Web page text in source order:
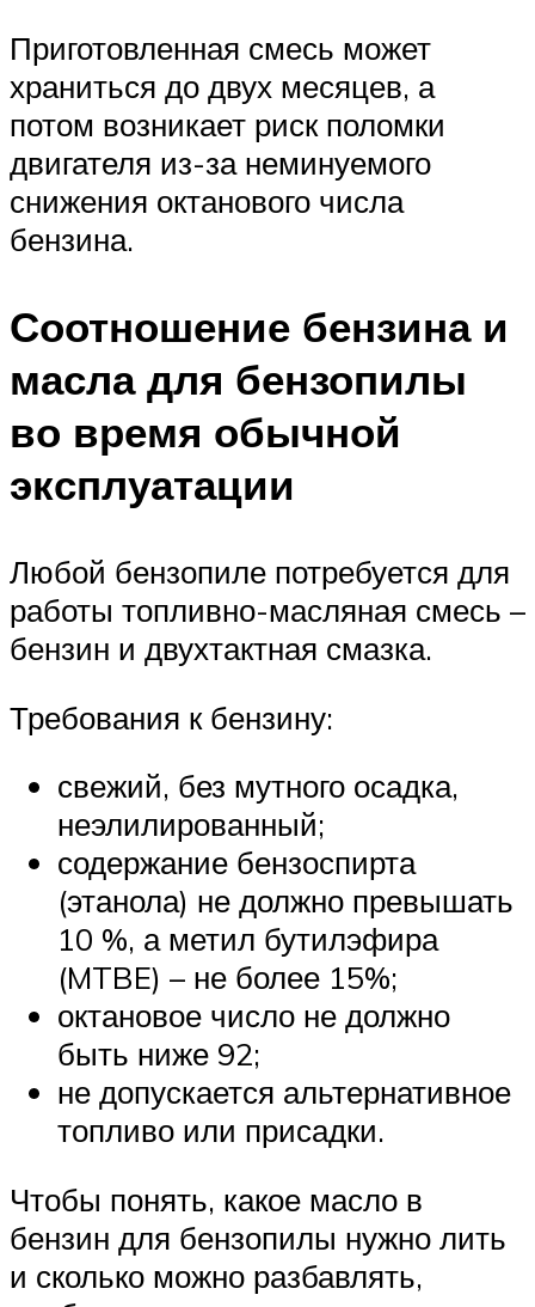
Приготовленная смесь может
храниться до двух месяцев, а
потом возникает риск поломки
двигателя из-за неминуемого
снижения октанового числа
бензина.
Соотношение бензина и
масла для бензопилы
во время обычной
эксплуатации
Любой бензопиле потребуется для
работы топливно-масляная смесь –
бензин и двухтактная смазка.
Требования к бензину:
свежий, без мутного осадка,
неэлилированный;
содержание бензоспирта
(этанола) не должно превышать
10 %, а метил бутилэфира
(MTBE) – не более 15%;
октановое число не должно
быть ниже 92;
не допускается альтернативное
топливо или присадки.
Чтобы понять, какое масло в
бензин для бензопилы нужно лить
и сколько можно разбавлять,